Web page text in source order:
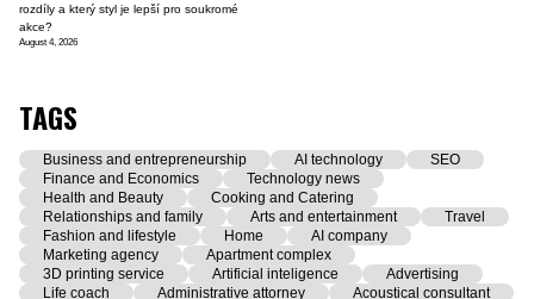
rozdíly a který styl je lepší pro soukromé
akce?
August 4, 2026
TAGS
Business and entrepreneurship AI technology
SEO
Finance and Economics
Technology news
Health and Beauty
Cooking and Catering
Relationships and family
Arts and entertainment
Travel
Fashion and lifestyle
Home
AI company
Marketing agency
Apartment complex
3D printing service
Artificial inteligence
Advertising
Life coach
Administrative attorney
Acoustical consultant